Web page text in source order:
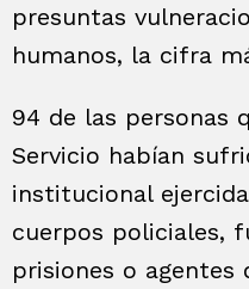
presuntas
humanos, la cifra
94 de las personas
Servicio habían
institucional
cuerpos policiales,
prisiones o agentes